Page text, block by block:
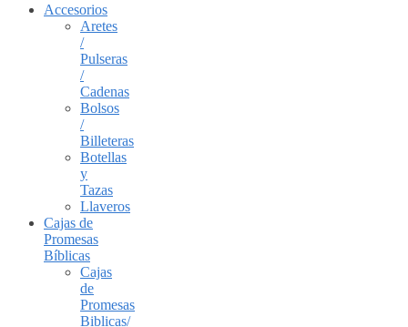
Accesorios
Aretes
/
Pulseras
/
Cadenas
Bolsos
/
Billeteras
Botellas
y
Tazas
Llaveros
Cajas de
Promesas
Bíblicas
Cajas
de
Promesas
Biblicas/